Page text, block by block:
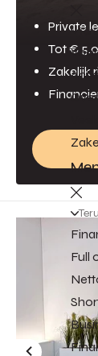
Full
Private
Tot €
Zakelijk